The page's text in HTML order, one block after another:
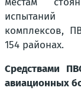
испытаний
комплексов,
154 районах.
Средствами
авиационных